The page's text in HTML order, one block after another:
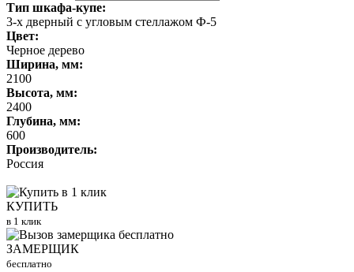
Тип шкафа-купе:
3-х дверный с угловым стеллажом Ф-5
Цвет:
Черное дерево
Ширина, мм:
2100
Высота, мм:
2400
Глубина, мм:
600
Производитель:
Россия
КУПИТЬ
в 1 клик
ЗАМЕРЩИК
бесплатно